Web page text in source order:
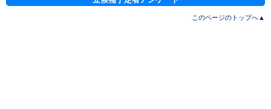
このページのトップへ▲